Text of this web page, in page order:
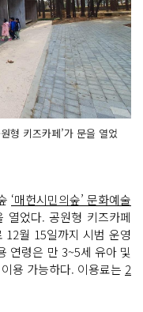
형 키즈카페’가 문을 열었
‘매헌시민의숲’ 문화예술
열었다. 공원형 키즈카페
12월 15일까지 시범 운영
연령은 만 3~5세 유아 및
용 가능하다. 이용료는 2